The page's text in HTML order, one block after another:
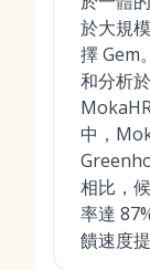
於大規
擇 Gem
和分析
中，
相比，
率達
饋速度